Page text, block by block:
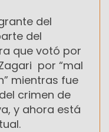
del
del
que votó por
por “mal
mientras fue
crimen de
y ahora está